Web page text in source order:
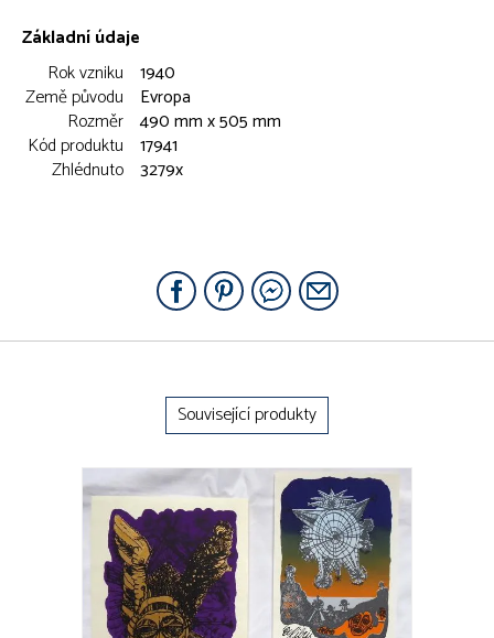
Základní údaje
Rok vzniku 1940
Země původu
Evropa
Rozměr 490 mm x 505 mm
Kód produktu 17941
Zhlédnuto 3279x
Související produkty